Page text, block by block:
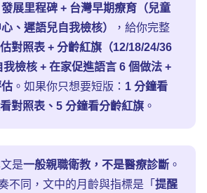
展里程碑 + 台灣早期療育（兒童
、遲語兒自我檢核）
，給你完整
對照表 + 分齡紅旗（12/18/24/36
檢核 + 在家促進語言 6 個做法 +
。如果你只想要短版： 1 分鐘看
對照表、5 分鐘看分齡紅旗 。
文是一般親職衛教，不是醫療診斷 。
不同，文中的月齡與指標是「 提醒